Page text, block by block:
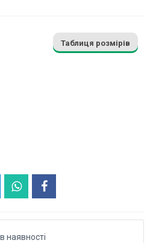
Таблиця розмірів
наявності